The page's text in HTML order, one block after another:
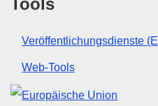
Tools
Veröffentlichungsdienste
Web-Tools
Europäische